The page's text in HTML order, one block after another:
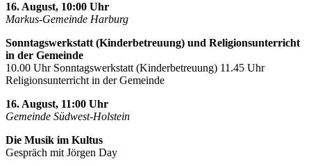
16. August, 10:00 Uhr
Markus-Gemeinde Harburg
Sonntagswerkstatt (Kinderbetreuung) und Religionsunterricht
in der Gemeinde
10.00 Uhr Sonntagswerkstatt (Kinderbetreuung) 11.45 Uhr
Religionsunterricht in der Gemeinde
16. August, 11:00 Uhr
Gemeinde Südwest-Holstein
Die Musik im Kultus
Gespräch mit Jörgen Day